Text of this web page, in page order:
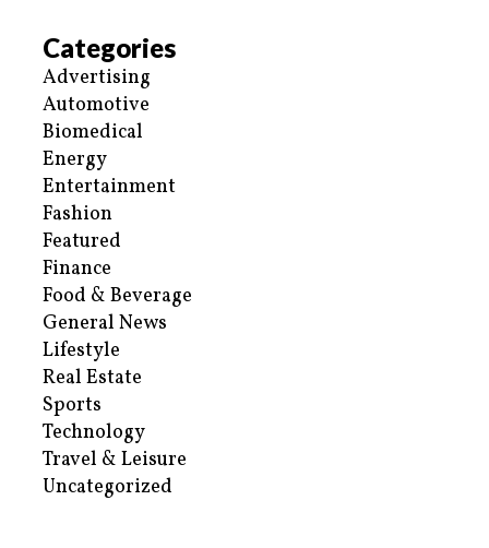
Categories
Advertising
Automotive
Biomedical
Energy
Entertainment
Fashion
Featured
Finance
Food & Beverage
General News
Lifestyle
Real Estate
Sports
Technology
Travel & Leisure
Uncategorized